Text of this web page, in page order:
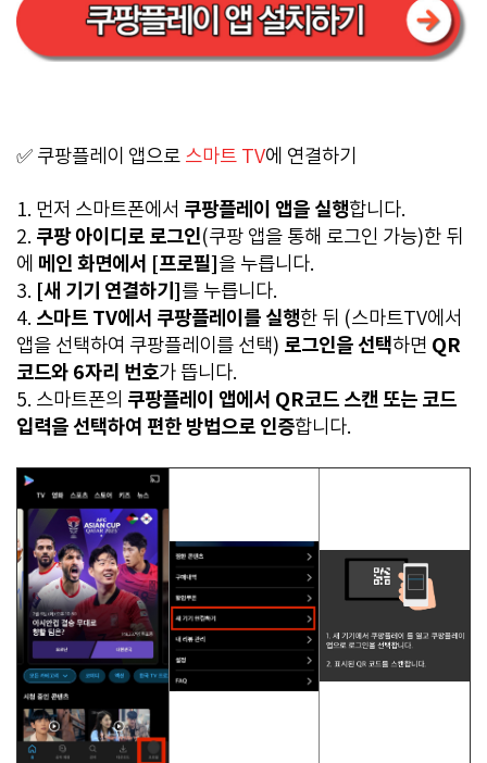
✅ 쿠팡플레이 앱으로 스마트 TV에 연결하기
1. 먼저 스마트폰에서 쿠팡플레이 앱을 실행합니다.
2. 쿠팡 아이디로 로그인(쿠팡 앱을 통해 로그인 가능)한 뒤
에 메인 화면에서 [프로필] 을 누릅니다.
3. [새 기기 연결하기] 를 누릅니다.
4. 스마트 TV에서 쿠팡플레이를 실행한 뒤 (스마트TV에서
앱을 선택하여 쿠팡플레이를 선택) 로그인을 선택하면 QR
코드와 6자리 번호가 뜹니다.
5. 스마트폰의 쿠팡플레이 앱에서 QR코드 스캔 또는 코드
입력을 선택하여 편한 방법으로 인증합니다.